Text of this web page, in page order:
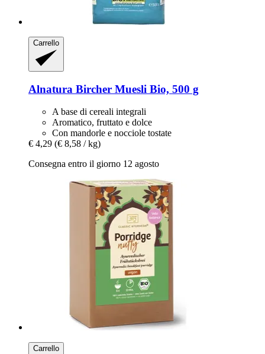
Carrello
Alnatura Bircher Muesli Bio, 500 g
A base di cereali integrali
Aromatico, fruttato e dolce
Con mandorle e nocciole tostate
€ 4,29 (€ 8,58 / kg)
Consegna entro il giorno 12 agosto
Carrello